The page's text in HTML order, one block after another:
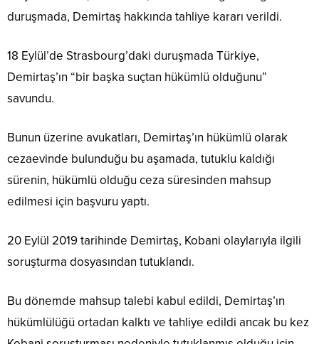
duruşmada, Demirtaş hakkında tahliye kararı verildi.
18 Eylül’de Strasbourg’daki duruşmada Türkiye,
Demirtaş’ın “bir başka suçtan hükümlü olduğunu”
savundu.
Bunun üzerine avukatları, Demirtaş’ın hükümlü olarak
cezaevinde bulunduğu bu aşamada, tutuklu kaldığı
sürenin, hükümlü olduğu ceza süresinden mahsup
edilmesi için başvuru yaptı.
20 Eylül 2019 tarihinde Demirtaş, Kobani olaylarıyla ilgili
soruşturma dosyasından tutuklandı.
Bu dönemde mahsup talebi kabul edildi, Demirtaş’ın
hükümlülüğü ortadan kalktı ve tahliye edildi ancak bu kez